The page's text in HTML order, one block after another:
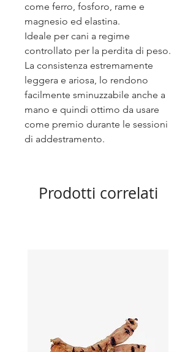
come ferro, fosforo, rame e
magnesio ed elastina.
Ideale per cani a regime
controllato per la perdita di peso.
La consistenza estremamente
leggera e ariosa, lo rendono
facilmente sminuzzabile anche a
mano e quindi ottimo da usare
come premio durante le sessioni
di addestramento.
Prodotti correlati